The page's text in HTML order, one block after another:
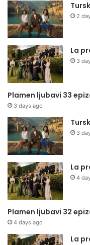
2
La
3
Plamen ljubavi 33
3 days ago
3
La
4
Plamen ljubavi 32
4 days ago
La